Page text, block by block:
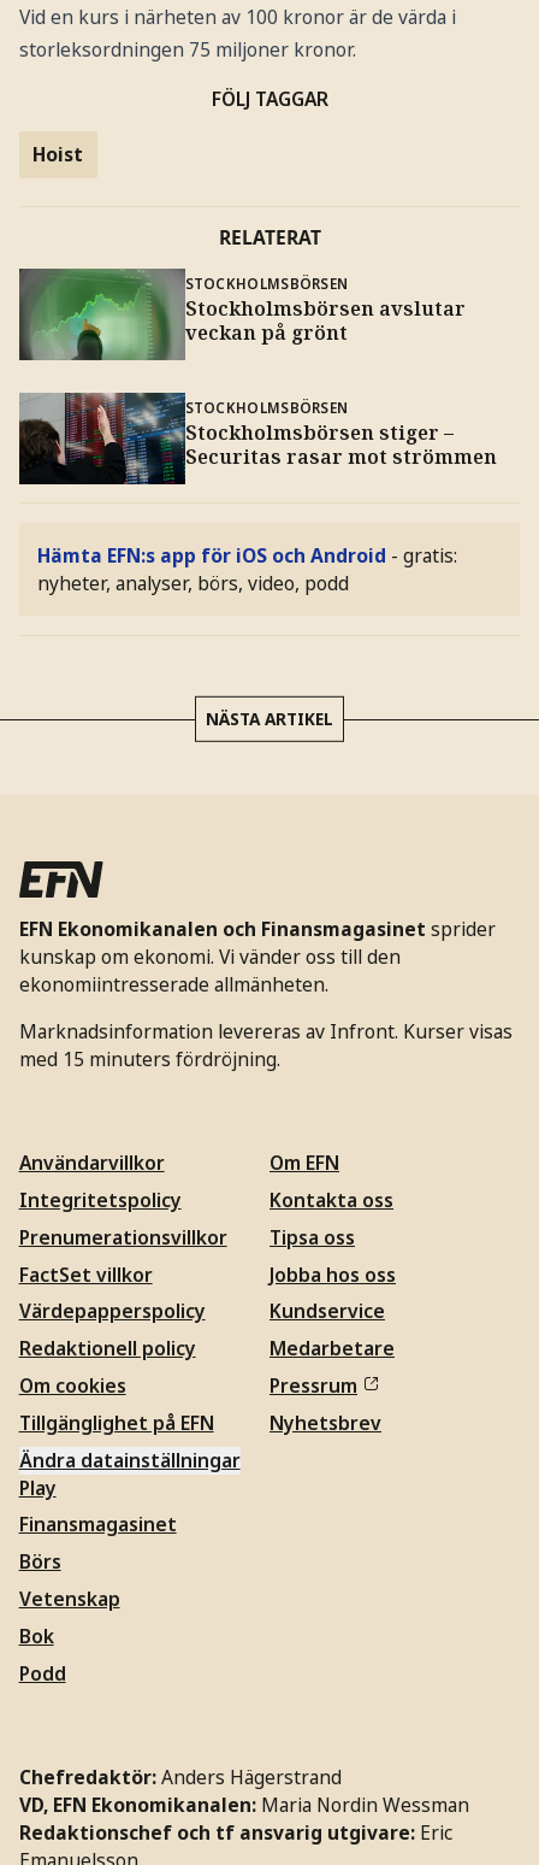
Vid en kurs i närheten av 100 kronor är de värda i
storleksordningen 75 miljoner kronor.
FÖLJ TAGGAR
Hoist
RELATERAT
STOCKHOLMSBÖRSEN
Stockholmsbörsen avslutar
veckan på grönt
STOCKHOLMSBÖRSEN
Stockholmsbörsen stiger –
Securitas rasar mot strömmen
Hämta EFN:s app för iOS och Android - gratis:
nyheter, analyser, börs, video, podd
NÄSTA ARTIKEL
EFN Ekonomikanalen och Finansmagasinet sprider
kunskap om ekonomi. Vi vänder oss till den
ekonomiintresserade allmänheten.
Marknadsinformation levereras av Infront. Kurser visas
med 15 minuters fördröjning.
Användarvillkor
Integritetspolicy
Prenumerationsvillkor
FactSet villkor
Värdepapperspolicy
Redaktionell policy
Om cookies
Tillgänglighet på EFN
Ändra datainställningar
Om EFN
Kontakta oss
Tipsa oss
Jobba hos oss
Kundservice
Medarbetare
Pressrum
Nyhetsbrev
Play
Finansmagasinet
Börs
Vetenskap
Bok
Podd
Chefredaktör:Anders Hägerstrand
VD, EFN Ekonomikanalen: Maria Nordin Wessman
Redaktionschef och tf ansvarig utgivare: Eric